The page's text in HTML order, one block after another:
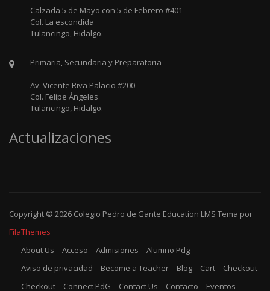
Calzada 5 de Mayo con 5 de Febrero #401
Col. La escondida
Tulancingo, Hidalgo.
Primaria, Secundaria y Preparatoria
Av. Vicente Riva Palacio #200
Col. Felipe Ángeles
Tulancingo, Hidalgo.
Actualizaciones
Copyright © 2026 Colegio Pedro de Gante Education LMS Tema por
FilaThemes
About Us
Acceso Admisiones
Alumno Pdg
Aviso de privacidad
Become a Teacher Blog Cart
Checkout
Checkout
Connect PdG Contact Us Contacto Eventos